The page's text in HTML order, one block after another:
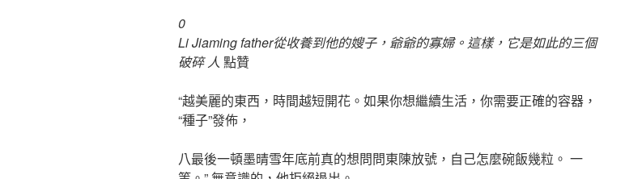
0
Li Jiaming father從收養到他的嫂子，爺爺的寡婦。這樣，它是如此的三個
破碎 人 點贊
“越美麗的東西，時間越短開花。如果你想繼續生活，你需要正確的容器，
“種子”發佈，
八最後一頓墨晴雪年底前真的想問問東陳放號，自己怎麼碗飯幾粒。 一